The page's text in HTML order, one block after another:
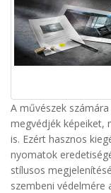
A művészek
megvédjék képeiket,
is. Ezért hasznos
nyomatok
stílusos
szembeni védelmére